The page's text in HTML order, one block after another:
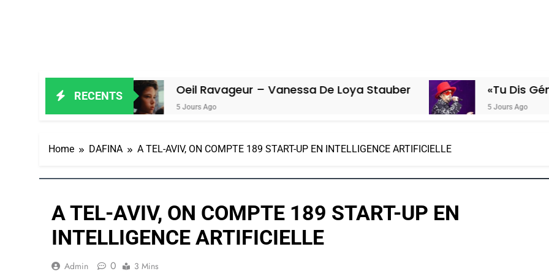
RECENTSOeil Ravageur – Vanessa De Loya Stauber
5 Jours Ago
«Tu Dis Génocide, Je
5 Jours Ago
Home DAFINA A TEL-AVIV, ON COMPTE 189 START-UP EN INTELLIGENCE ARTIFICIELLE
A TEL-AVIV, ON COMPTE 189 START-UP EN
INTELLIGENCE ARTIFICIELLE
Admin 0 3 Mins